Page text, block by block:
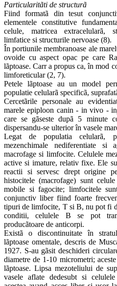
Particularitãti de structurã
Fiind formatã din tesut
elementele constitutive
celule, matricea extracelularã,
limfatice si structurile nervoase (8).
În portiunile membranoase ale
ovoide cu aspect opac pe care
lãptoase. Carr a propus ca, în mod
limforeticular (2, 7).
Petele lãptoase au un model
populatie celularã specificã,
Cercetãrile personale au
marele epiploon canin - in vivo -
care se gãseste dupã 5 minute
dispersandu-se ulterior în vasele
Legat de populatia celularã,
mezenchimale nediferentiate si
macrofage si limfocite. Celulele
active si imature, relativ fixe. Ele
reactii si servesc drept origine
histocitele (macrofage) sunt
mobile si fagocite; limfocitele
conjunctiv liber fiind foarte
tipuri de limfocite, T si B, nu pot fi
conditii, celulele B se pot
producãtoare de anticorpi.
Existã o discontinuitate în
lãptoase omentale, descris de
1927. S-au gãsit deschideri
diametre de 1-10 micrometri;
lãptoase. Lipsa mezoteliului de
vasele aflate dedesubt si